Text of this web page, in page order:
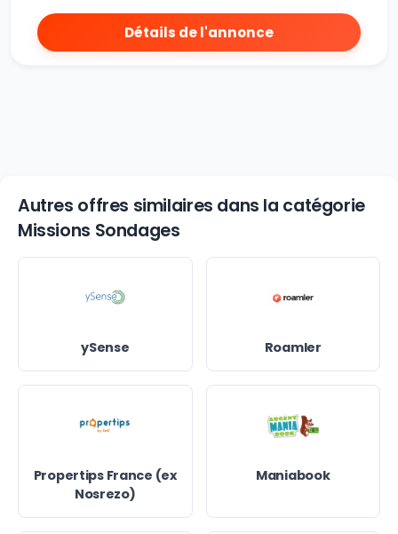
Détails de l'annonce
Autres offres similaires dans la catégorie
Missions Sondages
ySense Roamler
Propertips France (ex
Nosrezo)
Maniabook